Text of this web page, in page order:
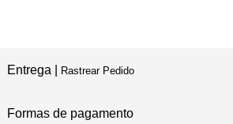
Entrega | Rastrear Pedido
Formas de pagamento